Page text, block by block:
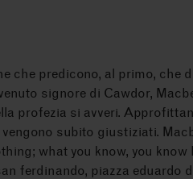
che predicono, al primo, che
signore di Cawdor,
profezia si avveri.
subito giustiziati.
what you know, you know
ferdinando, piazza eduardo